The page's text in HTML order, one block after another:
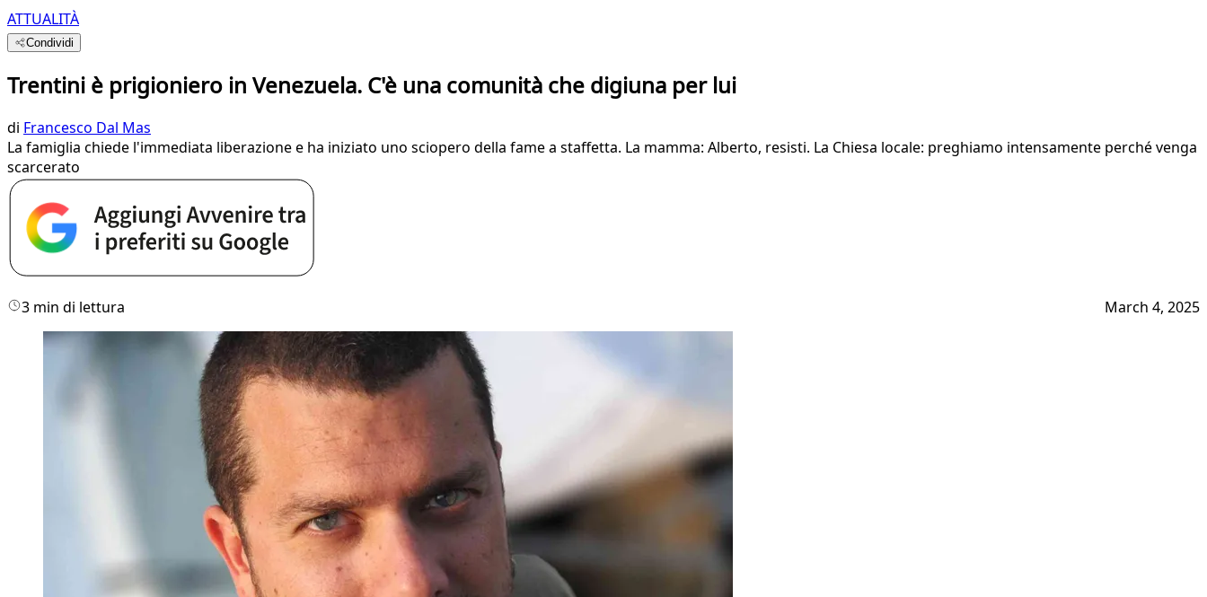
ATTUALITÀ
Condividi
Trentini è prigioniero in Venezuela. C'è una comunità che digiuna per lui
di Francesco Dal Mas
La famiglia chiede l'immediata liberazione e ha iniziato uno sciopero della fame a staffetta. La mamma: Alberto, resisti. La Chiesa locale: preghiamo intensamente perché venga
scarcerato
3 min di lettura March 4, 2025